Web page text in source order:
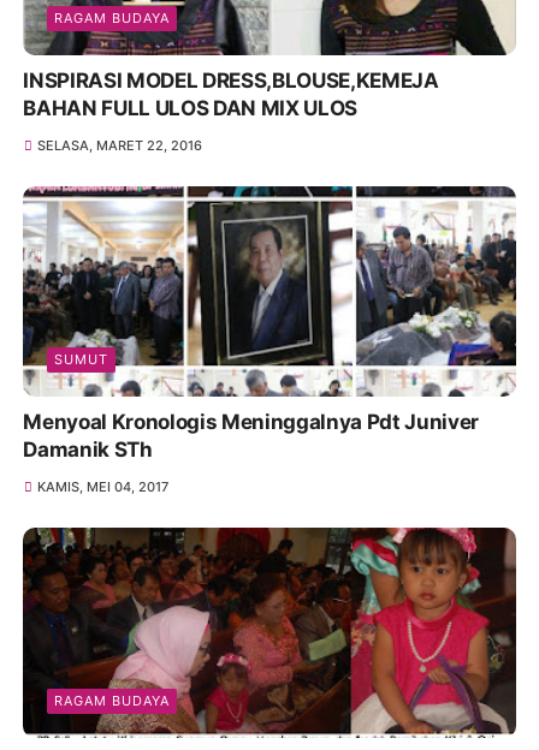
RAGAM BUDAYA
INSPIRASI MODEL DRESS,BLOUSE,KEMEJA
BAHAN FULL ULOS DAN MIX ULOS
SELASA, MARET 22, 2016
SUMUT
Menyoal Kronologis Meninggalnya Pdt Juniver
Damanik STh
KAMIS, MEI 04, 2017
RAGAM BUDAYA